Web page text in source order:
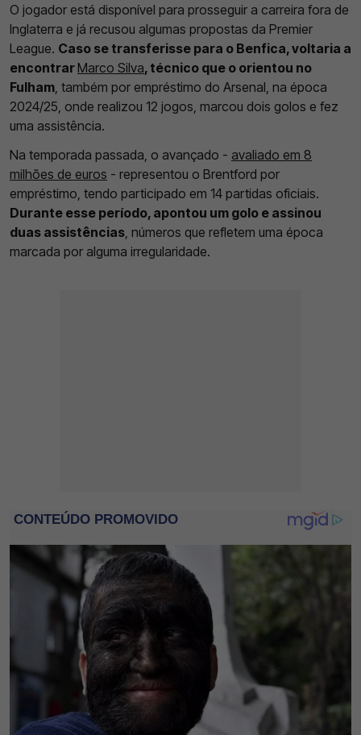
O jogador está disponível para prosseguir a carreira fora de
Inglaterra e já recusou algumas propostas da Premier
League. Caso se transferisse para o Benfica, voltaria a
encontrarMarco Silva, técnico que o orientou no
Fulham , também por empréstimo do Arsenal, na época
2024/25, onde realizou 12 jogos, marcou dois golos e fez
uma assistência.
Na temporada passada, o avançado - avaliado em 8
milhões de euros - representou o Brentford por
empréstimo, tendo participado em 14 partidas oficiais.
Durante esse período, apontou um golo e assinou
duas assistências , números que refletem uma época
marcada por alguma irregularidade.